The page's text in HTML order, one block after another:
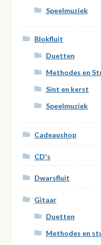
Speelmuziek
Blokfluit
Duetten
Methodes en
Sint en kerst
Speelmuziek
Cadeaushop
CD's
Dwarsfluit
Gitaar
Duetten
Methodes en